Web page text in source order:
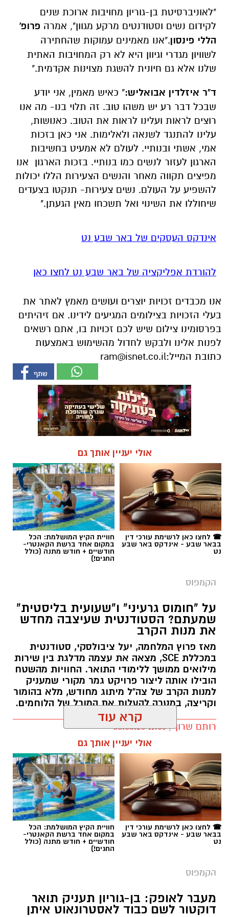
"לאוניברסיטת בן-גוריון מחויבות ארוכת שנים
לקידום נשים וסטודנטים מרקע מגוון", אמרה פרופ'
הללי פינסון."אנו מאמינים עמוקות שהחתירה
לשוויון מגדרי וגיוון היא לא רק המחויבות האתית
שלנו אלא גם חיונית להשגת מצוינות אקדמית."
ד"ר איזלדין אבואליש:" כאיש מאמין, אני יודע
שבכל דבר רע יש משהו טוב. זה תלוי בנו- מה אנו
רוצים לראות ועלינו לראות את הטוב. כאנושות,
עלינו להתנגד לשנאה ולאלימות. אני כאן בזכות
אמי, אשתי ובנותיי. לעולם לא אמעיט בחשיבות
הארגון לעזור לנשים כמו בנותיי. בזכות הארגון אנו
מפיצים תקווה מאחר והנשים הצעירות הללו יכולות
להשפיע על העולם. נשים צעירות- תנקטו בצעדים
שיחוללו את השינוי ואל תשכחו מאין הגעתן."
אינדקס העסקים של באר שבע נט
להורדת אפליקציה של באר שבע נט לחצו כאן
אנו מכבדים זכויות יוצרים ועושים מאמץ לאתר את
בעלי הזכויות בצילומים המגיעים לידינו. אם זיהיתים
בפרסומינו צילום שיש לכם זכויות בו, אתם רשאים
לפנות אלינו ולבקש לחדול מהשימוש באמצעות
כתובת המייל:ram@isnet.co.il
אולי יעניין אותך גם
☎ לחצו כאן לרשימת עורכי דין
בבאר שבע - אינדקס באר שבע
נט
חוויית הקיץ המושלמת: הכל
במקום אחד ברשת הקאנטרי-
חודשיים + חודש מתנה (כולל
החגים!)
הקמפוס
על "חומוס גרעיני" ו"שעועית בליסטית"
שמעתם? הסטודנטית שעיצבה מחדש
את מנות הקרב
מאז פרוץ המלחמה, יעל ציבולסקי, סטודנטית
במכללת SCE, מצאה את עצמה מדלגת בין שירות
מילואים ממושך ללימודי התואר. החוויות מהשטח
הובילו אותה ליצור פרויקט גמר מקורי שמעניק
למנות הקרב של צה"ל מיתוג מחודש, מלא בהומור
וקריצה, במטרה להעלות את המורל של הלוחמים.
רותם שרון / 11:56 08.08.26
תגים:יעל ציבולסקי
קרא עוד
אולי יעניין אותך גם
☎ לחצו כאן לרשימת עורכי דין
בבאר שבע - אינדקס באר שבע
נט
חוויית הקיץ המושלמת: הכל
במקום אחד ברשת הקאנטרי-
חודשיים + חודש מתנה (כולל
החגים!)
הקמפוס
מעבר לאופק: בן-גוריון תעניק תואר
דוקטור לשם כבוד לאסטרונאוט איתן